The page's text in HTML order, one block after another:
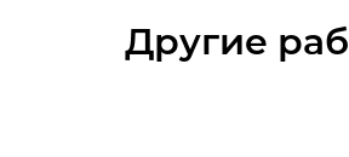
Другие